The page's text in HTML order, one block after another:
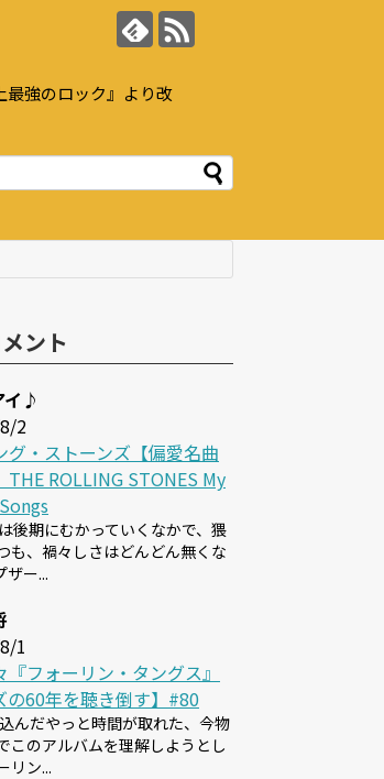
最強のロック』より改
ント
イ♪
2
グ・ストーンズ【偏愛名曲
THE ROLLING STONES My
後期にむかっていくなかで、猥
も、禍々しさはどんどん無くな
ザー...
1
フォーリン・タングス』
の60年を聴き倒す】#80
んだやっと時間が取れた、今物
このアルバムを理解しようとし
リン...